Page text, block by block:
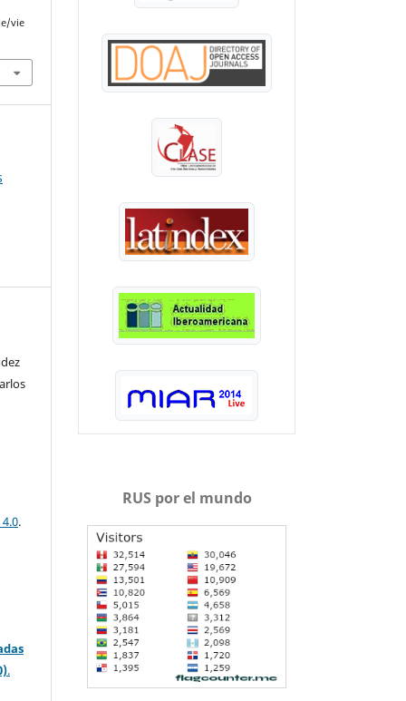
vie
.
.
RUS por el mundo